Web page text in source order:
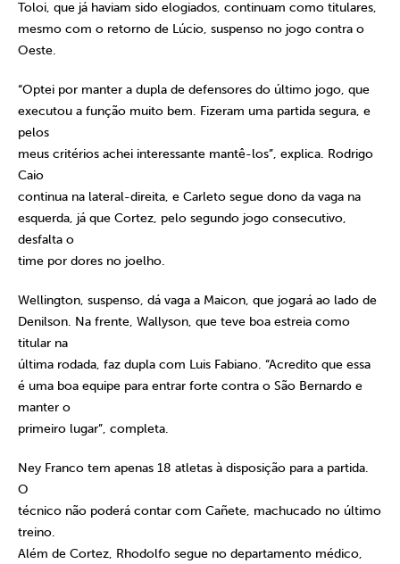
Toloi, que já haviam sido elogiados, continuam como titulares,
mesmo com o retorno de Lúcio, suspenso no jogo contra o
Oeste.
“Optei por manter a dupla de defensores do último jogo, que
executou a função muito bem. Fizeram uma partida segura, e
pelos
meus critérios achei interessante mantê-los”, explica. Rodrigo
Caio
continua na lateral-direita, e Carleto segue dono da vaga na
esquerda, já que Cortez, pelo segundo jogo consecutivo,
desfalta o
time por dores no joelho.
Wellington, suspenso, dá vaga a Maicon, que jogará ao lado de
Denilson. Na frente, Wallyson, que teve boa estreia como
titular na
última rodada, faz dupla com Luis Fabiano. “Acredito que essa
é uma boa equipe para entrar forte contra o São Bernardo e
manter o
primeiro lugar”, completa.
Ney Franco tem apenas 18 atletas à disposição para a partida.
O
técnico não poderá contar com Cañete, machucado no último
treino.
Além de Cortez, Rhodolfo segue no departamento médico,